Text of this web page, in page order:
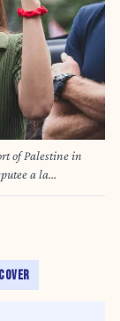
of Palestine in
a la
le 14 juin 2025.